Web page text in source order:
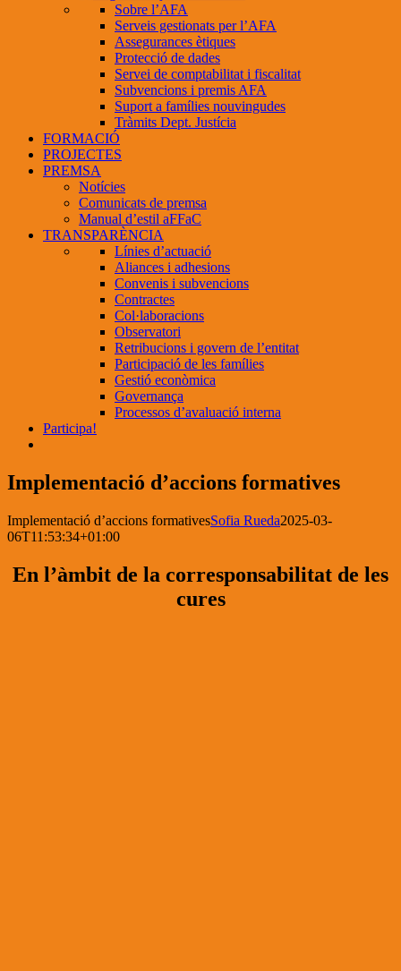
Sobre l’AFA
Serveis gestionats per l’AFA
Assegurances ètiques
Protecció de dades
Servei de comptabilitat i fiscalitat
Subvencions i premis AFA
Suport a famílies nouvingudes
Tràmits Dept. Justícia
FORMACIÓ
PROJECTES
PREMSA
Notícies
Comunicats de premsa
Manual d’estil aFFaC
TRANSPARÈNCIA
Línies d’actuació
Aliances i adhesions
Convenis i subvencions
Contractes
Col·laboracions
Observatori
Retribucions i govern de l’entitat
Participació de les famílies
Gestió econòmica
Governança
Processos d’avaluació interna
Participa!
Implementació d’accions formatives
Implementació d’accions formativesSofia Rueda2025-03-
06T11:53:34+01:00
En l’àmbit de la corresponsabilitat de les
cures